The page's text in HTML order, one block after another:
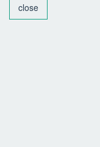
close